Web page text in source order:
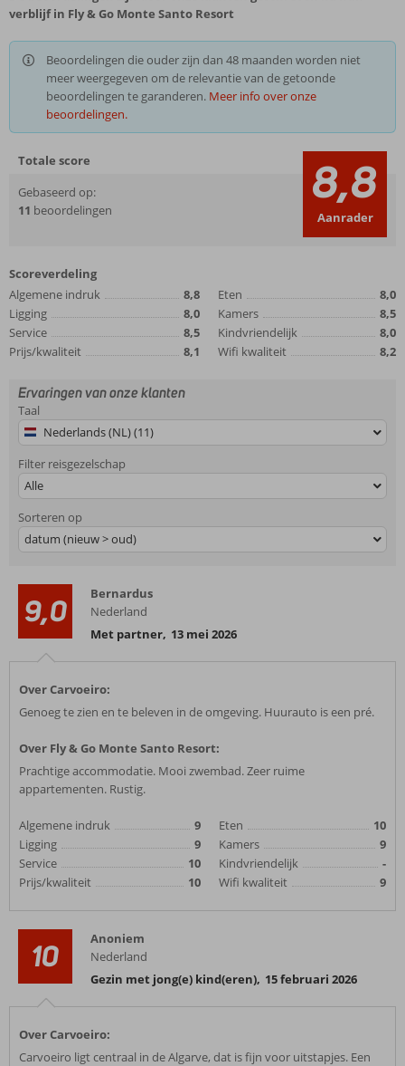
verblijf in Fly & Go Monte Santo Resort
Beoordelingen die ouder zijn dan 48 maanden worden niet
meer weergegeven om de relevantie van de getoonde
beoordelingen te garanderen. Meer info over onze
beoordelingen.
Totale score
Gebaseerd op:
11 beoordelingen 8,8
Aanrader
Scoreverdeling
Algemene indruk
8,8
Ligging
8,0
Service
8,5
Prijs/kwaliteit
8,1
Eten
8,0
Kamers
8,5
Kindvriendelijk
8,0
Wifi kwaliteit
8,2
Ervaringen van onze klanten
Taal
Nederlands (NL) (11)
Filter reisgezelschap
Alle
Sorteren op
datum (nieuw > oud)
9,0
Bernardus
Nederland
Met partner, 13 mei 2026
Over Carvoeiro:
Genoeg te zien en te beleven in de omgeving. Huurauto is een pré.
Over Fly & Go Monte Santo Resort:
Prachtige accommodatie. Mooi zwembad. Zeer ruime
appartementen. Rustig.
Algemene indruk
9
Ligging
9
Service
10
Prijs/kwaliteit
10
Eten
10
Kamers
9
Kindvriendelijk
-
Wifi kwaliteit
9
10
Anoniem
Nederland
Gezin met jong(e) kind(eren), 15 februari 2026
Over Carvoeiro:
Carvoeiro ligt centraal in de Algarve, dat is fijn voor uitstapjes. Een